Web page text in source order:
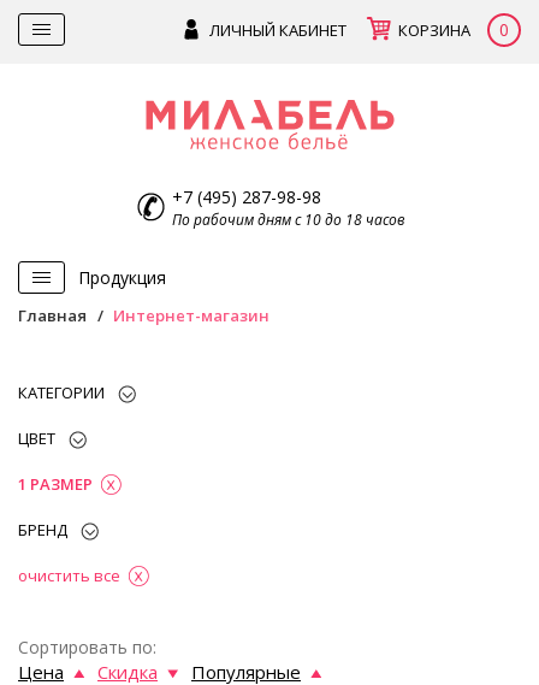
ЛИЧНЫЙ КАБИНЕТ КОРЗИНА 0
+7 (495) 287-98-98
По рабочим дням с 10 до 18 часов
Продукция
Главная Интернет-магазин
КАТЕГОРИИ
ЦВЕТ
1 РАЗМЕР
БРЕНД
очистить все
Сортировать по:
Цена Скидка Популярные